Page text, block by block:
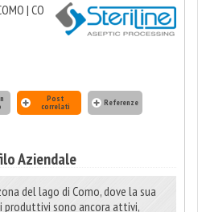
| CO
Post
correlati Referenze
Aziendale
del lago di Como, dove la sua
produttivi sono ancora attivi,